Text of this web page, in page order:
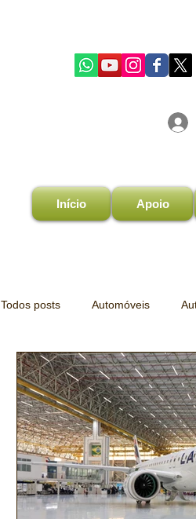
Início Apoio
Todos posts Automóveis
Náutica Turismo
Mecânica e Peças
Ônibus Energia